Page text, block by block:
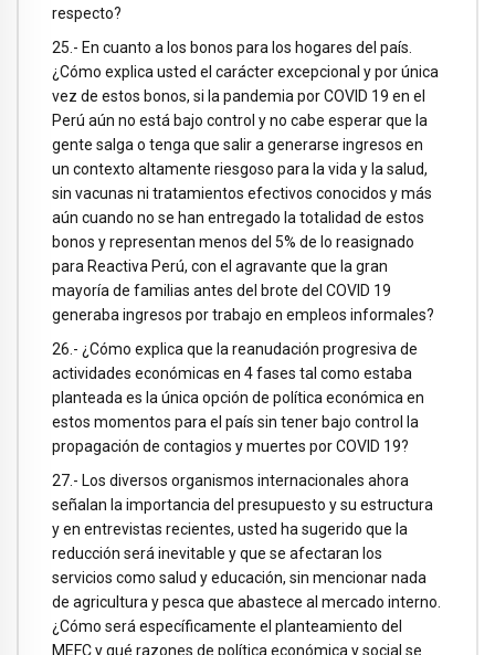
respecto?
25.- En cuanto a los bonos para los hogares del país.
¿Cómo explica usted el carácter excepcional y por única
vez de estos bonos, si la pandemia por COVID 19 en el
Perú aún no está bajo control y no cabe esperar que la
gente salga o tenga que salir a generarse ingresos en
un contexto altamente riesgoso para la vida y la salud,
sin vacunas ni tratamientos efectivos conocidos y más
aún cuando no se han entregado la totalidad de estos
bonos y representan menos del 5% de lo reasignado
para Reactiva Perú, con el agravante que la gran
mayoría de familias antes del brote del COVID 19
generaba ingresos por trabajo en empleos informales?
26.- ¿Cómo explica que la reanudación progresiva de
actividades económicas en 4 fases tal como estaba
planteada es la única opción de política económica en
estos momentos para el país sin tener bajo control la
propagación de contagios y muertes por COVID 19?
27.- Los diversos organismos internacionales ahora
señalan la importancia del presupuesto y su estructura
y en entrevistas recientes, usted ha sugerido que la
reducción será inevitable y que se afectaran los
servicios como salud y educación, sin mencionar nada
de agricultura y pesca que abastece al mercado interno.
¿Cómo será específicamente el planteamiento del
MEFC y qué razones de política económica y social se